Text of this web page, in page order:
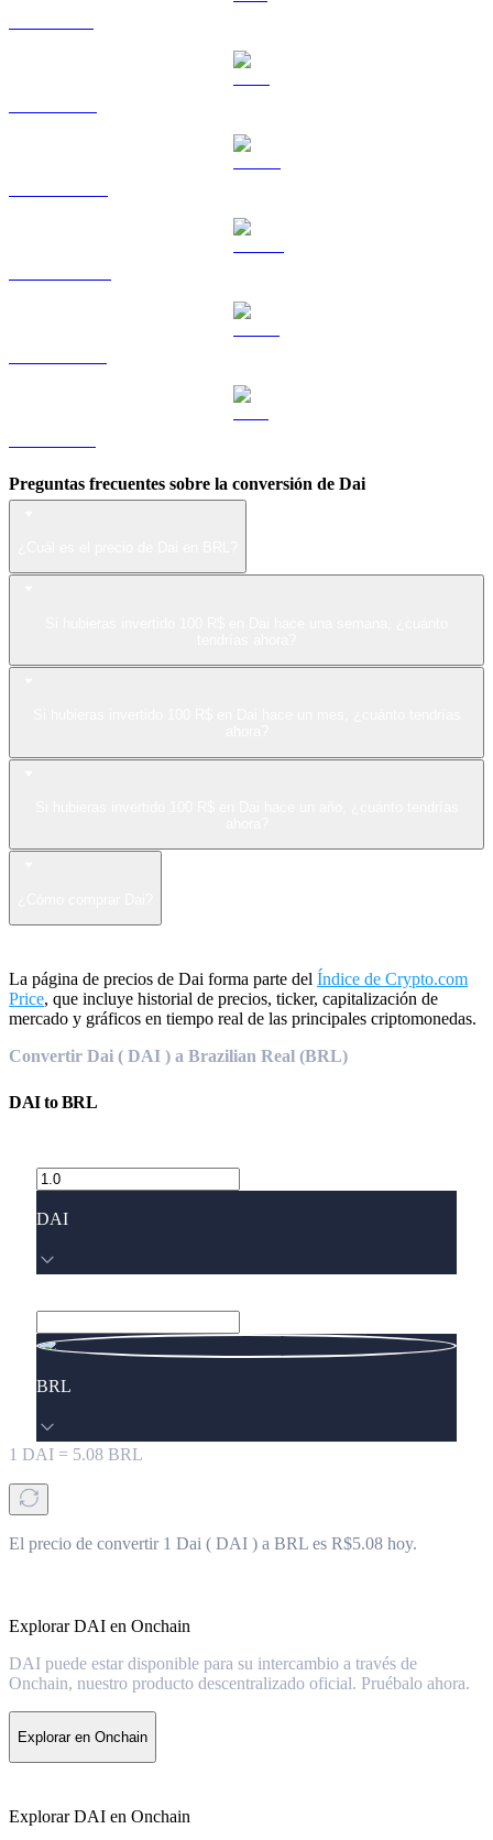
Preguntas frecuentes sobre la conversión de Dai
La página de precios de Dai forma parte del Índice de Crypto.com
Price, que incluye historial de precios, ticker, capitalización de
mercado y gráficos en tiempo real de las principales criptomonedas.
Convertir Dai ( DAI ) a Brazilian Real (BRL)
DAItoBRL
DAI
BRL
1 DAI = 5.08 BRL
El precio de convertir 1 Dai ( DAI ) a BRL es R$5.08 hoy.
Explorar DAI en Onchain
DAI puede estar disponible para su intercambio a través de
Onchain, nuestro producto descentralizado oficial. Pruébalo ahora.
Explorar en Onchain
Explorar DAI en Onchain